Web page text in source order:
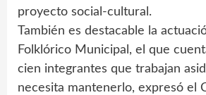
proyecto social-cultural.
También es destacable la
Folklórico Municipal, el que
cien integrantes que trabajan
necesita mantenerlo, expresó el